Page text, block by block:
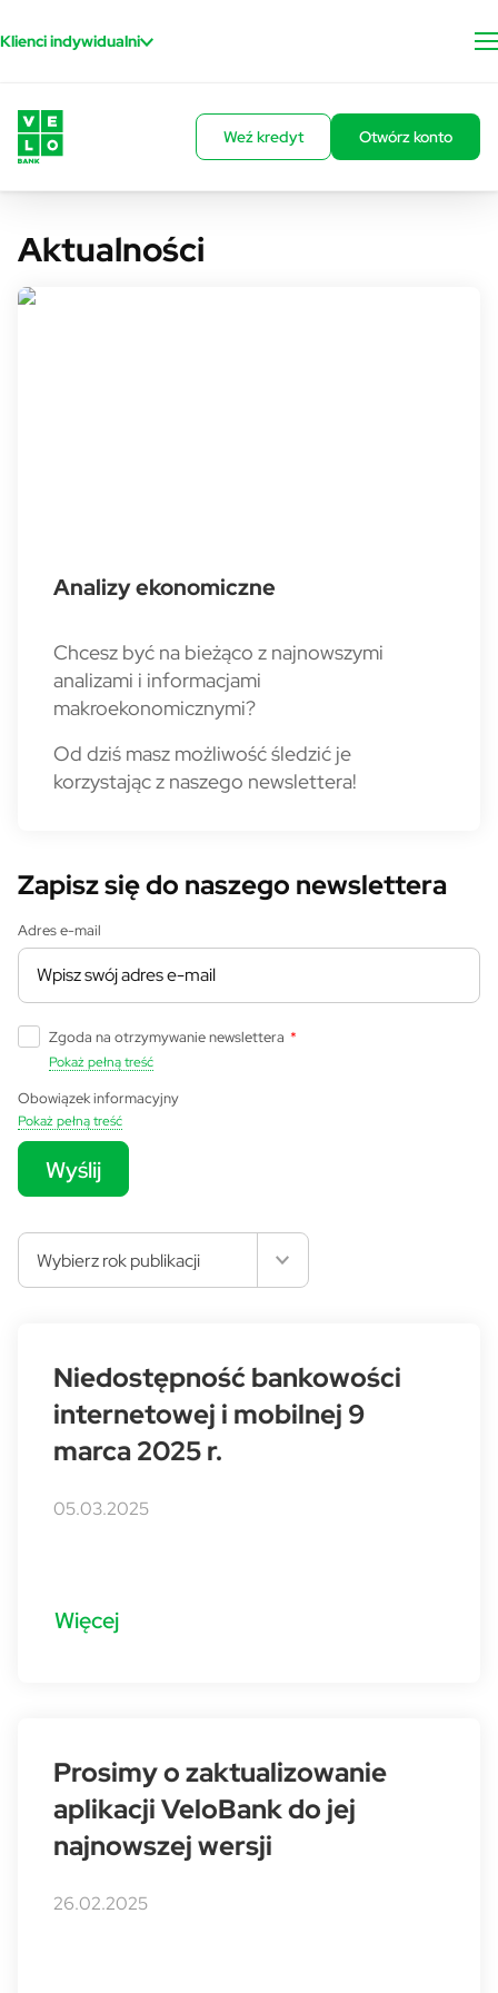
Klienci indywidualni
Weź kredyt Otwórz konto
Aktualności
Analizy ekonomiczne
Chcesz być na bieżąco z najnowszymi
analizami i informacjami
makroekonomicznymi?
Od dziś masz możliwość śledzić je
korzystając z naszego newslettera!
Zapisz się do naszego newslettera
Adres e-mail
Zgoda na otrzymywanie newslettera *
Pokaż pełną treść
Obowiązek informacyjny
Pokaż pełną treść
Wyślij
Wybierz rok publikacji
Niedostępność bankowości
internetowej i mobilnej 9
marca 2025 r.
05.03.2025
Więcej
Prosimy o zaktualizowanie
aplikacji VeloBank do jej
najnowszej wersji
26.02.2025